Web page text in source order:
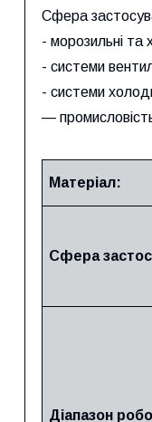
Сфера
- морозильні та
- системи
- системи
—
Матеріал:
Сфера
Діапазон